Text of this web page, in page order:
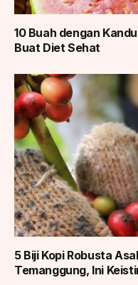
10 Buah dengan
Buat Diet Sehat
5 Biji Kopi Robusta
Temanggung, Ini